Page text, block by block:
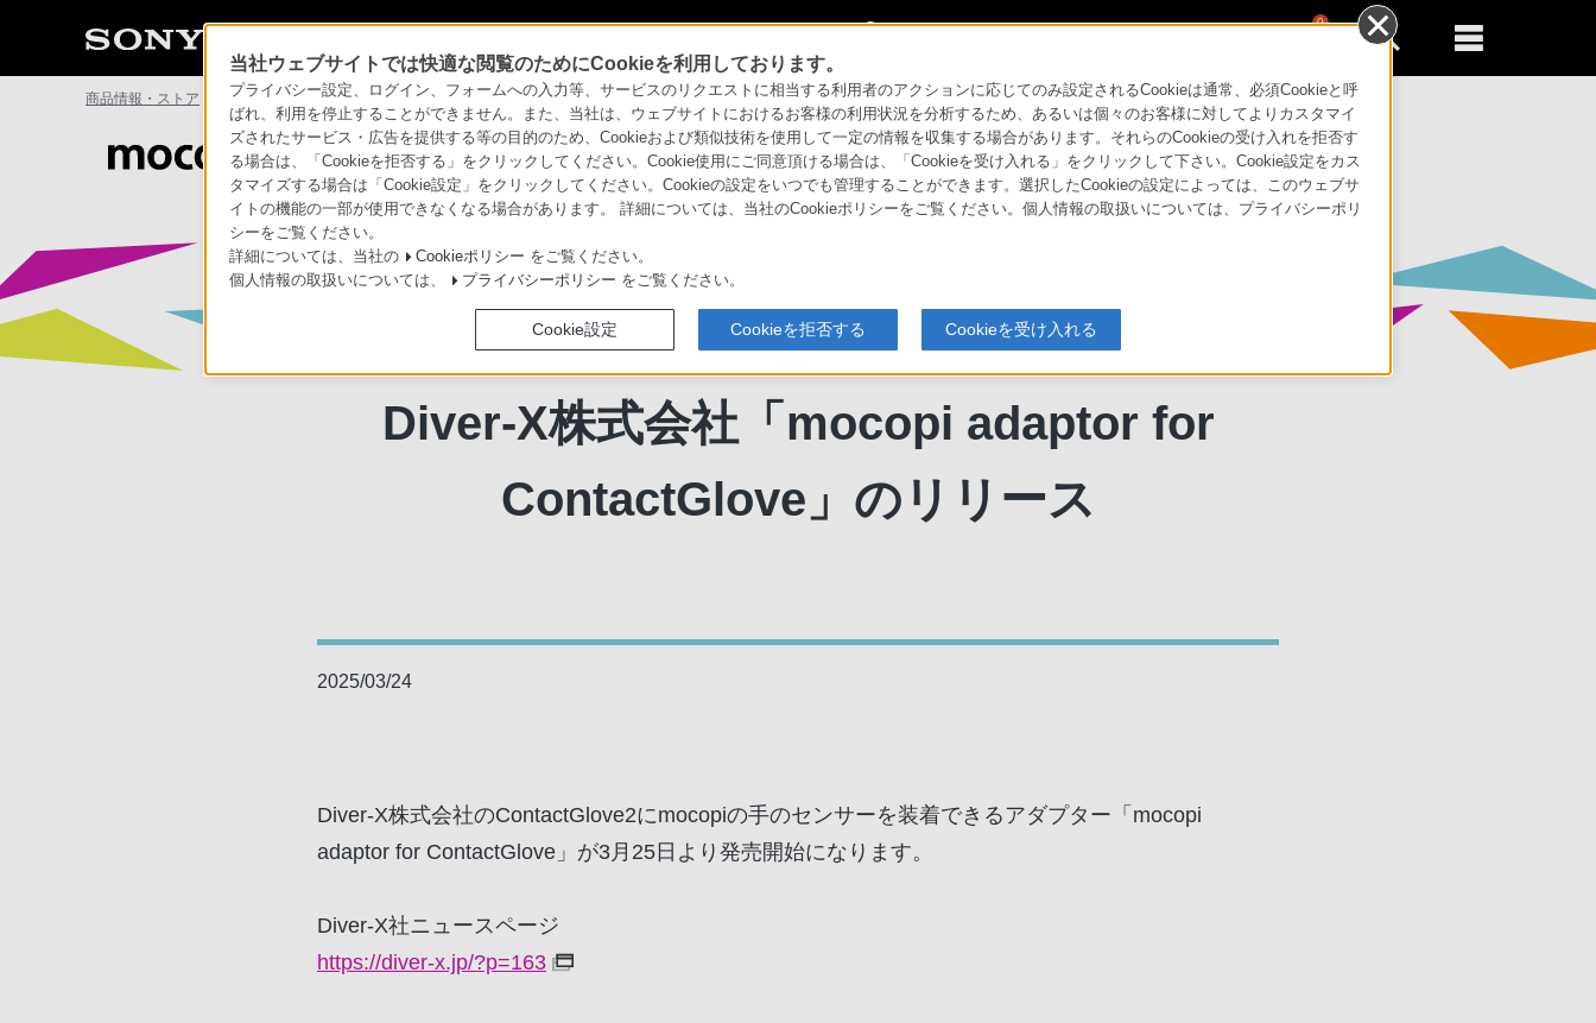
0
商品情報・ストア モバイルモーションキャプチャー mocopi お知らせ mocopiセンサー装着に対応したDiver-X株式会社「mocopi adaptor for ContactGlove」のリリース
モバイルモーションキャプチャー mocopi（モコピ）
mocopiセンサー装着に対応した
Diver-X株式会社「mocopi adaptor for
ContactGlove」のリリース
2025/03/24
Diver-X株式会社のContactGlove2にmocopiの手のセンサーを装着できるアダプター「mocopi
adaptor for ContactGlove」が3月25日より発売開始になります。
Diver-X社ニュースページ
https://diver-x.jp/?p=163
当社ウェブサイトでは快適な閲覧のためにCookieを利用しております。
プライバシー設定、ログイン、フォームへの入力等、サービスのリクエストに相当する利用者のアクションに応じてのみ設定されるCookieは通常、必須Cookieと呼
ばれ、利用を停止することができません。また、当社は、ウェブサイトにおけるお客様の利用状況を分析するため、あるいは個々のお客様に対してよりカスタマイ
ズされたサービス・広告を提供する等の目的のため、Cookieおよび類似技術を使用して一定の情報を収集する場合があります。それらのCookieの受け入れを拒否す
る場合は、「Cookieを拒否する」をクリックしてください。Cookie使用にご同意頂ける場合は、「Cookieを受け入れる」をクリックして下さい。Cookie設定をカス
タマイズする場合は「Cookie設定」をクリックしてください。Cookieの設定をいつでも管理することができます。選択したCookieの設定によっては、このウェブサ
イトの機能の一部が使用できなくなる場合があります。 詳細については、当社のCookieポリシーをご覧ください。個人情報の取扱いについては、プライバシーポリ
シーをご覧ください。
詳細については、当社の
Cookieポリシー をご覧ください。
個人情報の取扱いについては、
プライバシーポリシー をご覧ください。
Cookie設定 Cookieを拒否する Cookieを受け入れる